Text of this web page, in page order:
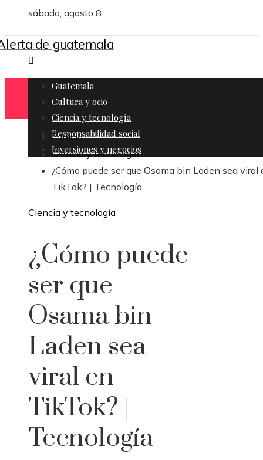
sábado, agosto 8
Guatemala
Cultura y ocio
Ciencia y tecnología
Responsabilidad social
Inversiones y negocios
Inicio
Ciencia y tecnología
¿Cómo puede ser que Osama bin Laden sea viral
TikTok? | Tecnología
Ciencia y tecnología
¿Cómo puede
ser que
Osama bin
Laden sea
viral en
TikTok? |
Tecnología